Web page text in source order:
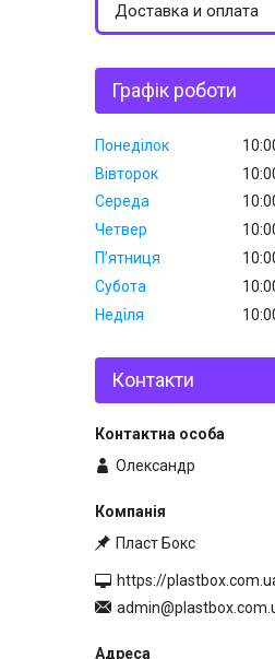
Доставка и оплата
Графік роботи
Понеділок
Вівторок
Середа
Четвер
Пʼятниця
Субота
Неділя
Контакти
Олександр
Пласт Бокс
https://